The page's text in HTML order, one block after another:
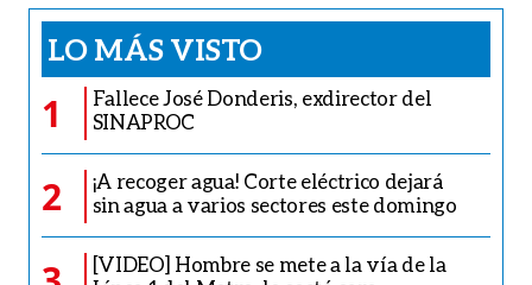
LO MÁS VISTO
1
Fallece José Donderis, exdirector del
SINAPROC
2
¡A recoger agua! Corte eléctrico dejará
sin agua a varios sectores este domingo
[VIDEO] Hombre se mete a la vía de la